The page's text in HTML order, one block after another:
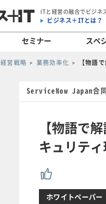
ITと経営の融合でビジネ
ビジネス＋ITとは？
セミナー スペ
経営戦略 業務効率化 【物語
ServiceNow Japan合
【物語で
キュリテ
ホワイトペーパー